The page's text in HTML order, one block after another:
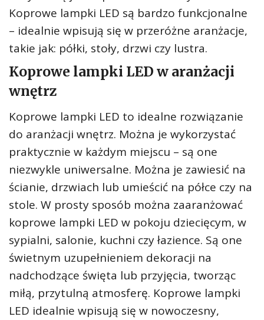
Koprowe lampki LED są bardzo funkcjonalne
– idealnie wpisują się w przeróżne aranżacje,
takie jak: półki, stoły, drzwi czy lustra.
Koprowe lampki LED w aranżacji
wnętrz
Koprowe lampki LED to idealne rozwiązanie
do aranżacji wnętrz. Można je wykorzystać
praktycznie w każdym miejscu – są one
niezwykle uniwersalne. Można je zawiesić na
ścianie, drzwiach lub umieścić na półce czy na
stole. W prosty sposób można zaaranżować
koprowe lampki LED w pokoju dziecięcym, w
sypialni, salonie, kuchni czy łazience. Są one
świetnym uzupełnieniem dekoracji na
nadchodzące święta lub przyjęcia, tworząc
miłą, przytulną atmosferę. Koprowe lampki
LED idealnie wpisują się w nowoczesny,